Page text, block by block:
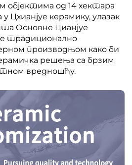
објектима од 14 хектара
Цхианјуе керамику, улазак
Основне Цианјуе
традиционално
производњом како би
решења са брзим
вредношћу.